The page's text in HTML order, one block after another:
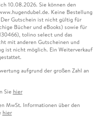
10.08.2026. Sie können den
Keine Bestellung
Gutschein ist nicht gültig für
Bücher und eBooks) sowie für
tolino select und das
mit anderen Gutscheinen und
ist nicht möglich. Ein Weiterverkauf
aufgrund der großen Zahl an
Sie hier
MwSt. Informationen über den
hier